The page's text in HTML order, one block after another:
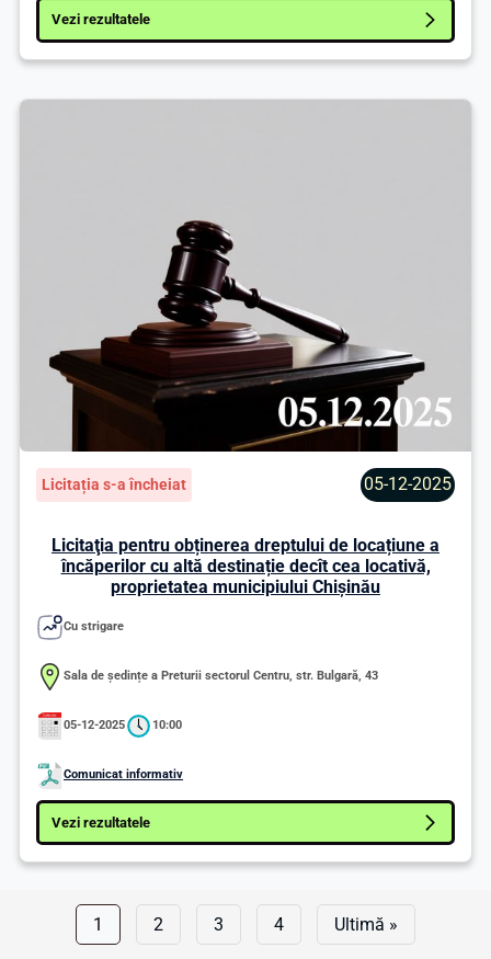
Vezi rezultatele
Licitația s-a încheiat 05-12-2025
Licitaţia pentru obținerea dreptului de locațiune a
încăperilor cu altă destinație decît cea locativă,
proprietatea municipiului Chişinău
Cu strigare
Sala de ședințe a Preturii sectorul Centru, str. Bulgară, 43
05-12-2025 10:00
Comunicat informativ
Vezi rezultatele
1 2 3 4 Ultimă »